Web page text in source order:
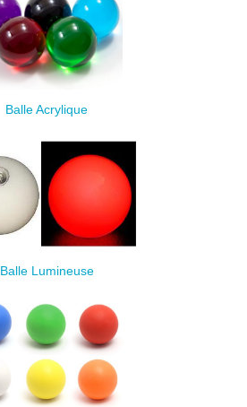
Balle Acrylique
Balle Lumineuse